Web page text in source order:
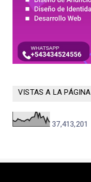
VISTAS A LA PÁGINA
37,413,201